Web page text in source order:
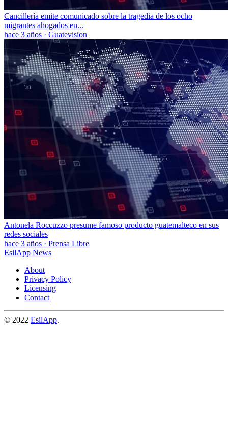
Cancillería emite comunicado sobre la tragedia de los ocho
migrantes ahogados en...
hace 3 años · Guatevision
Antonela Roccuzzo presume famoso producto guatemalteco en sus
redes sociales
hace 3 años · Prensa Libre
EsilApp News
About
Privacy Policy
Licensing
Contact
© 2022 EsilApp.